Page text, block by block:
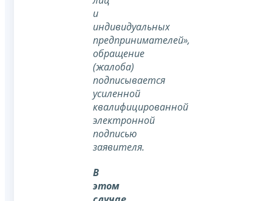
и
индивидуальных
предпринимателей»,
обращение
(жалоба)
подписывается
усиленной
квалифицированной
электронной
подписью
заявителя.
В
этом